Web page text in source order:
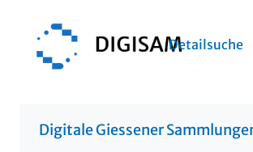
Detailsuche
Digitale Giessener